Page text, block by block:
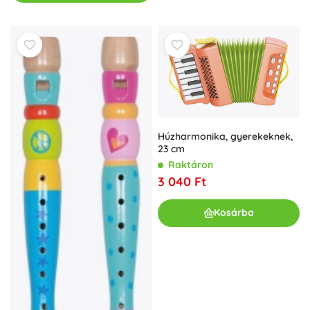
Húzharmonika, gyerekeknek,
23 cm
Raktáron
3 040 Ft
Kosárba